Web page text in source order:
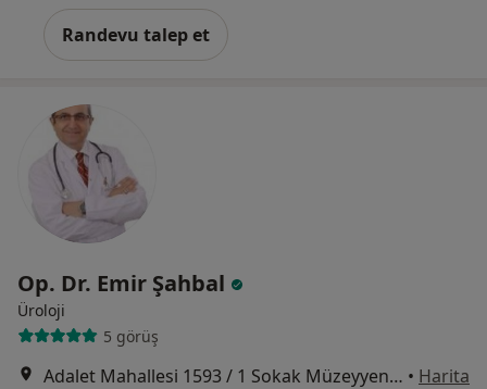
Randevu talep et
Op. Dr. Emir Şahbal
Üroloji
5 görüş
Adalet Mahallesi 1593 / 1 Sokak Müzeyyen Hanım Apt B Blok No :67 Kat 3 Daire 3, İzmir • Harita